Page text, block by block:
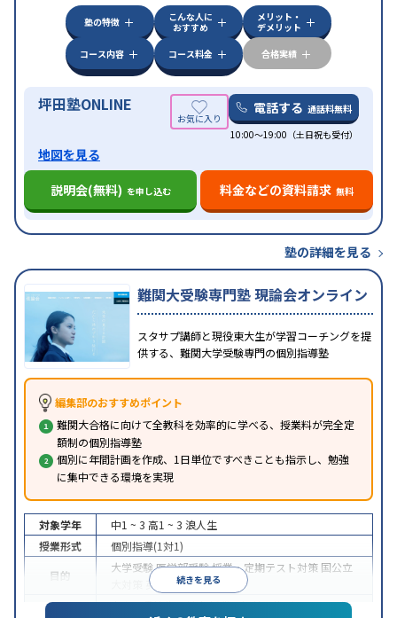
特徴
中高一貫校生に対応授業の振替可能 不登校生に対
学習にPC・タブレットを利用オンライン対応
科目から受講可能季節講習のみの受講可発達障害
の子どもに対応
塾の特徴
こんな人に
おすすめ
メリット・
デメリット
コース内容
コース料金 合格実績
坪田塾ONLINE 電話する 通話料無料
10:00～19:00（土日祝も受付）
地図を見る
説明会(無料) を申し込む 料金などの資料請求 無料
塾の詳細を見る
難関大受験専門塾 現論会オンライン
スタサプ講師と現役東大生が学習コーチングを提
供する、難関大学受験専門の個別指導塾
編集部のおすすめポイント
難関大合格に向けて全教科を効率的に学べる、授業料が完全定
額制の個別指導塾
個別に年間計画を作成、1日単位ですべきことも指示し、勉強
に集中できる環境を実現
続きを見る
対象学年 中1 ~ 3 高1 ~ 3 浪人生
授業形式
個別指導(1対1)
目的
大学受験医学部受験授業・定期テスト対策 国公立
英検(英語検定)対策
中高一貫校生に対応授業の振替可能オンライン対